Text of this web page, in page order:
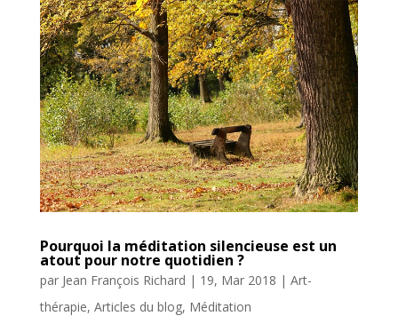
Pourquoi la méditation silencieuse est un
atout pour notre quotidien ?
par Jean François Richard | 19, Mar 2018 | Art-
thérapie, Articles du blog, Méditation